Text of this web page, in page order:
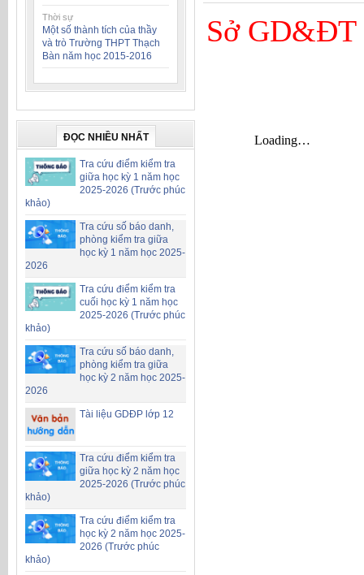
Thời sự
Một số thành tích của thầy
và trò Trường THPT Thạch
Bàn năm học 2015-2016
ĐỌC NHIỀU NHẤT
Tra cứu điểm kiểm tra
giữa học kỳ 1 năm học
2025-2026 (Trước phúc
khảo)
Tra cứu số báo danh,
phòng kiểm tra giữa
học kỳ 1 năm học 2025-
2026
Tra cứu điểm kiểm tra
cuối học kỳ 1 năm học
2025-2026 (Trước phúc
khảo)
Tra cứu số báo danh,
phòng kiểm tra giữa
học kỳ 2 năm học 2025-
2026
Tài liệu GDĐP lớp 12
Tra cứu điểm kiểm tra
giữa học kỳ 2 năm học
2025-2026 (Trước phúc
khảo)
Tra cứu điểm kiểm tra
học kỳ 2 năm học 2025-
2026 (Trước phúc
khảo)
Sở GD&ĐT